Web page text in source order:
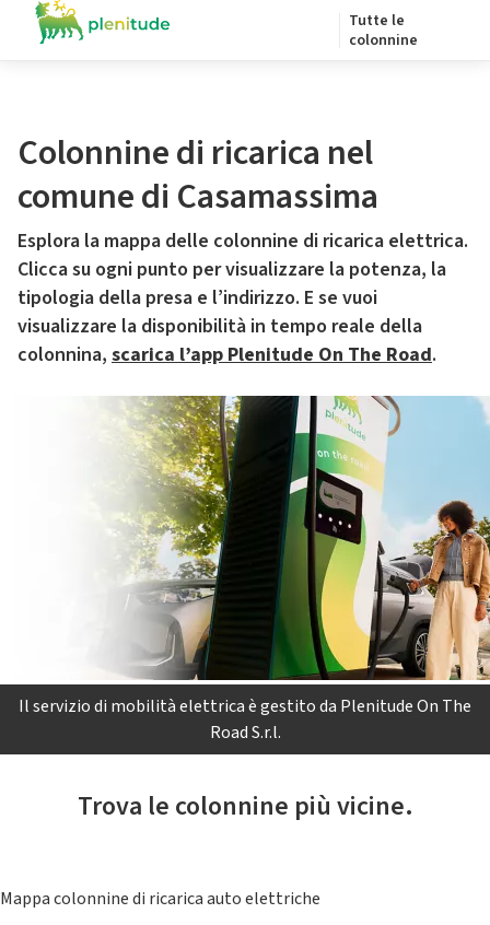
Tutte le
colonnine
Colonnine di ricarica nel
comune di Casamassima
Esplora la mappa delle colonnine di ricarica elettrica.
Clicca su ogni punto per visualizzare la potenza, la
tipologia della presa e l’indirizzo. E se vuoi
visualizzare la disponibilità in tempo reale della
colonnina, scarica l’app Plenitude On The Road.
Il servizio di mobilità elettrica è gestito da Plenitude On The
Road S.r.l.
Trova le colonnine più vicine.
Mappa colonnine di ricarica auto elettriche